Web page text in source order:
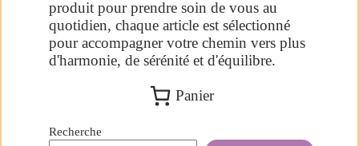
produit pour prendre soin de vous au
quotidien, chaque article est sélectionné
pour accompagner votre chemin vers plus
d'harmonie, de sérénité et d'équilibre.
Panier
Recherche